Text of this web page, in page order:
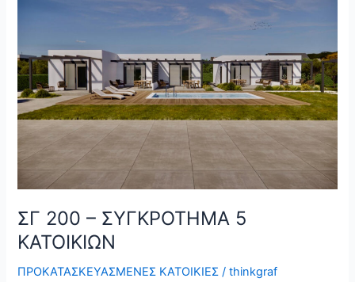
ΣΓ 200 – ΣΥΓΚΡΟΤΗΜΑ 5
ΚΑΤΟΙΚΙΩΝ
ΠΡΟΚΑΤΑΣΚΕΥΑΣΜΕΝΕΣ ΚΑΤΟΙΚΙΕΣ /thinkgraf
ΚΑΤΟΙΚΙΩΝ